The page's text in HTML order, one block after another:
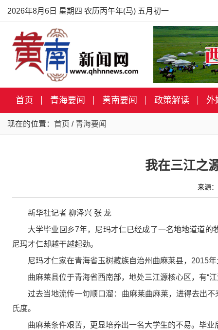
2026年8月6日 星期四 农历丙午年(马) 五月初一
首页 青海要闻 黄南要闻 政策解读 外
现在的位置： 首页 / 青海要闻
我在三江之
来源
新华社记者 柳泽兴 张 龙
大学毕业回乡7年，尼玛才仁已经成了一名地地道道的
尼玛才仁却越干越起劲。
尼玛才仁家在青海省玉树藏族自治州曲麻莱县，2015
曲麻莱县位于青海省西南部，地处三江源核心区，有“
过去当地流传一句顺口溜：曲麻莱曲麻莱，进得去出
氏度。
曲麻莱条件艰苦，更显培养出一名大学生的不易。毕